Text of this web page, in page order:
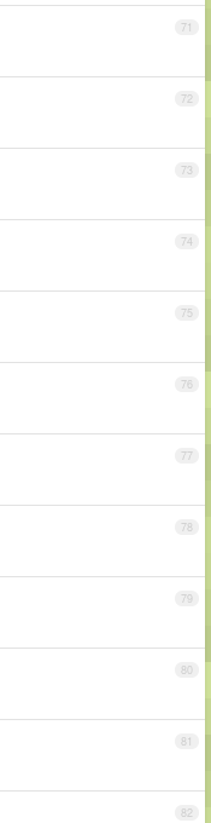
71
72
73
74
75
76
77
78
79
80
81
82